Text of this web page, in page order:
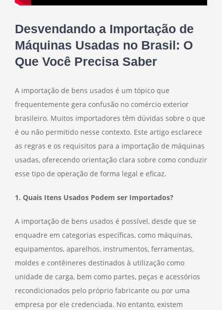
Desvendando a Importação de
Máquinas Usadas no Brasil: O
Que Você Precisa Saber
A importação de bens usados é um tópico que
frequentemente gera confusão no comércio exterior
brasileiro. Muitos importadores têm dúvidas sobre o que
é ou não permitido nesse contexto. Este artigo esclarece
as regras e os requisitos para a importação de máquinas
usadas, oferecendo orientação clara sobre como conduzir
esse tipo de operação de forma legal e eficaz.
1. Quais Itens Usados Podem ser Importados?
A importação de bens usados é possível, desde que se
enquadre em categorias específicas, como máquinas,
equipamentos, aparelhos, instrumentos, ferramentas,
moldes e contêineres destinados à utilização como
unidade de carga, bem como partes, peças e acessórios
recondicionados pelo próprio fabricante ou por uma
empresa por ele credenciada. No entanto, existem